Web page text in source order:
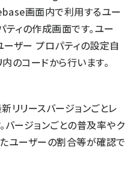
画面内で利用するユー
ティの作成画面です。ユー
ザー プロパティの設定自
のコードから行います。
リリースバージョンごとレ
バージョンごとの普及率やク
ユーザーの割合等が確認で